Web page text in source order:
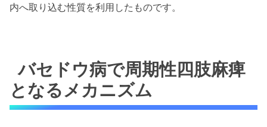
内へ取り込む性質を利用したものです。
バセドウ病で周期性四肢麻痺
となるメカニズム